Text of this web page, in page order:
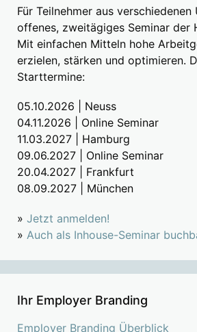
Für Teilnehmer aus verschiedenen
offenes, zweitägiges Seminar der
Mit einfachen Mitteln hohe
erzielen, stärken und optimieren.
Starttermine:
05.10.2026 | Neuss
04.11.2026 | Online Seminar
11.03.2027 | Hamburg
09.06.2027 | Online Seminar
20.04.2027 | Frankfurt
08.09.2027 | München
» Jetzt anmelden!
» Auch als Inhouse-Seminar
Ihr Employer Branding
Employer Branding Überblick